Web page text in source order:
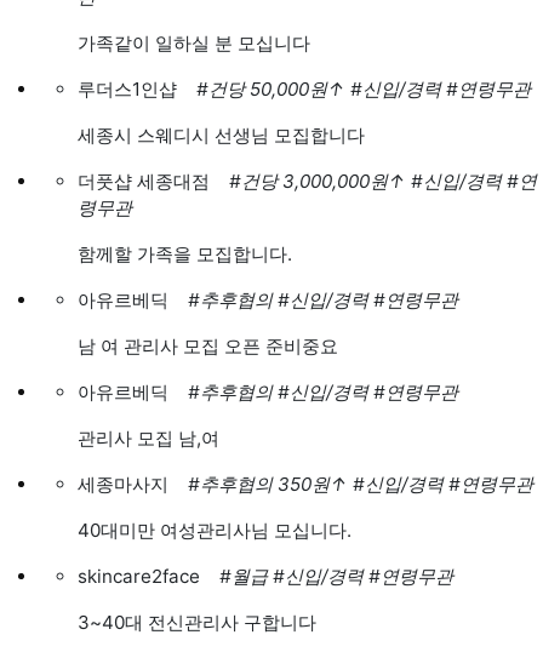
가족같이 일하실 분 모십니다
루더스1인샵
#건당 50,000원↑ #신입/경력 #연령무관
세종시 스웨디시 선생님 모집합니다
더풋샵 세종대점
#건당 3,000,000원↑ #신입/경력 #연
령무관
함께할 가족을 모집합니다.
아유르베딕
#추후협의 #신입/경력 #연령무관
남 여 관리사 모집 오픈 준비중요
아유르베딕
#추후협의 #신입/경력 #연령무관
관리사 모집 남,여
세종마사지
#추후협의 350원↑ #신입/경력 #연령무관
40대미만 여성관리사님 모십니다.
skincare2face
#월급 #신입/경력 #연령무관
3~40대 전신관리사 구합니다